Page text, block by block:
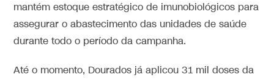
mantém estoque estratégico de imunobiológicos para
assegurar o abastecimento das unidades de saúde
durante todo o período da campanha.
Até o momento, Dourados já aplicou 31 mil doses da